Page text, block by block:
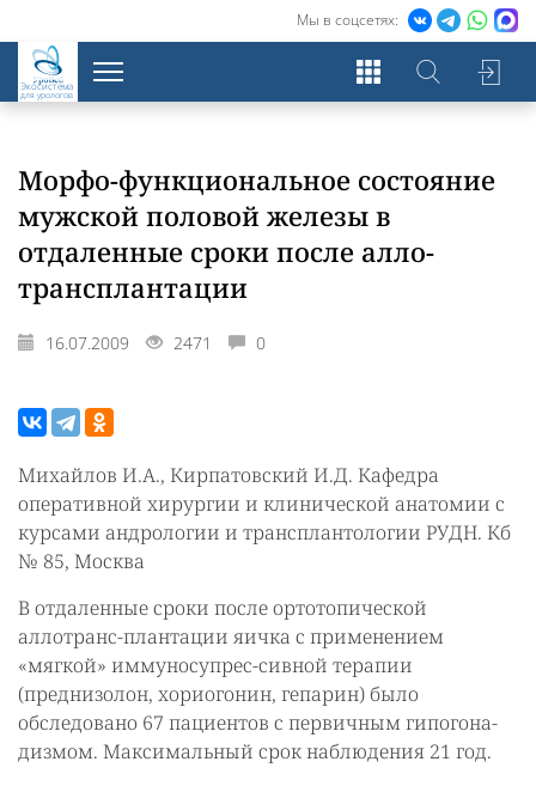
Мы в соцсетях:
Экосистема
для урологов
Морфо-функциональное состояние
мужской половой железы в
отдаленные сроки после алло-
трансплантации
16.07.2009 2471 0
Михайлов И.А., Кирпатовский И.Д. Кафедра
оперативной хирургии и клинической анатомии с
курсами андрологии и трансплантологии РУДН. Кб
№ 85, Москва
В отдаленные сроки после ортотопической
аллотранс-плантации яичка с применением
«мягкой» иммуносупрес-сивной терапии
(преднизолон, хориогонин, гепарин) было
обследовано 67 пациентов с первичным гипогона-
дизмом. Максимальный срок наблюдения 21 год.